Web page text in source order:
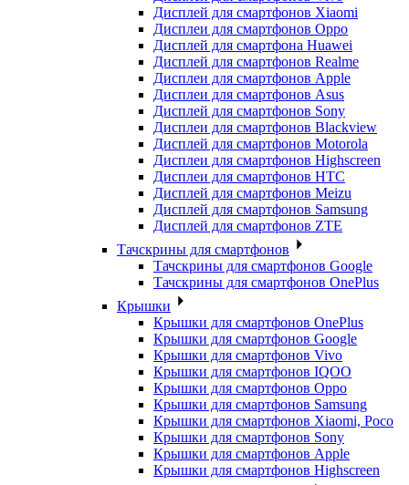
Дисплей для смартфонов Xiaomi
Дисплеи для смартфонов Oppo
Дисплей для смартфона Huawei
Дисплей для смартфонов Realme
Дисплеи для смартфонов Apple
Дисплеи для смартфонов Asus
Дисплей для смартфонов Sony
Дисплеи для смартфонов Blackview
Дисплей для смартфонов Motorola
Дисплеи для смартфонов Highscreen
Дисплеи для смартфонов HTC
Дисплей для смартфонов Meizu
Дисплей для смартфонов Samsung
Дисплей для смартфонов ZTE
Тачскрины для смартфонов
Тачскрины для смартфонов Google
Тачскрины для смартфонов OnePlus
Крышки
Крышки для смартфонов OnePlus
Крышки для смартфонов Google
Крышки для смартфонов Vivo
Крышки для смартфонов IQOO
Крышки для смартфонов Oppo
Крышки для смартфонов Samsung
Крышки для смартфонов Xiaomi, Poco
Крышки для смартфонов Sony
Крышки для смартфонов Apple
Крышки для смартфонов Highscreen